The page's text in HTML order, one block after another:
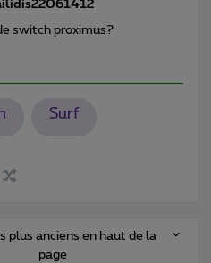
switch proximus?
Surf
plus anciens en haut de la
page